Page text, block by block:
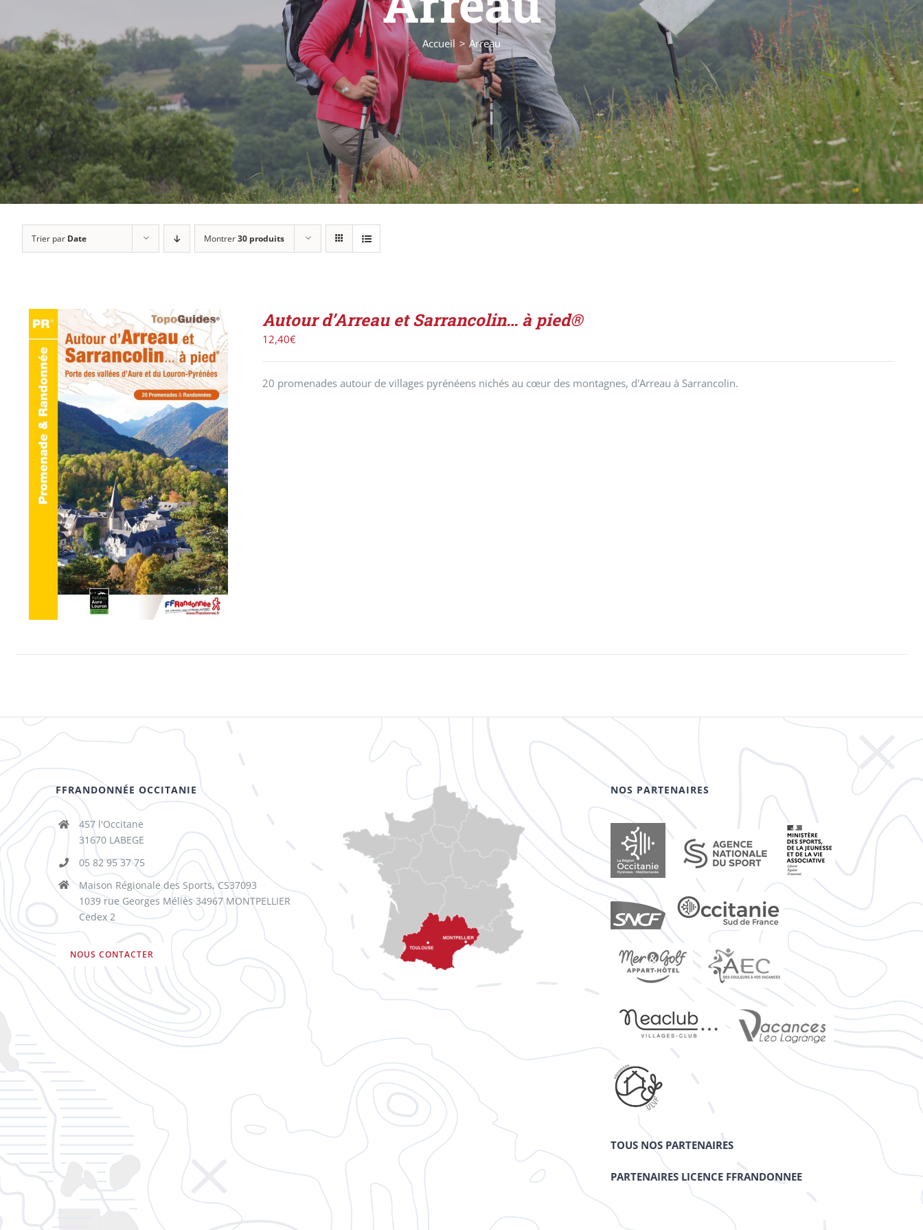
Accueil Arreau
Trier par Date Montrer30 produits
ACHETER LE PRODUIT / DÉTAILS
Autour d’Arreau et Sarrancolin… à pied®
12,40€
20 promenades autour de villages pyrénéens nichés au cœur des montagnes, d'Arreau à Sarrancolin.
FFRANDONNÉE OCCITANIE
457 l'Occitane
31670 LABEGE
05 82 95 37 75
Maison Régionale des Sports, CS37093
1039 rue Georges Méliès 34967 MONTPELLIER
Cedex 2
NOUS CONTACTER
NOS PARTENAIRES
TOUS NOS PARTENAIRES
PARTENAIRES LICENCE FFRANDONNEE